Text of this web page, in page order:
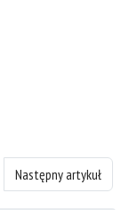
Następny artykuł: 1
Następny artykuł